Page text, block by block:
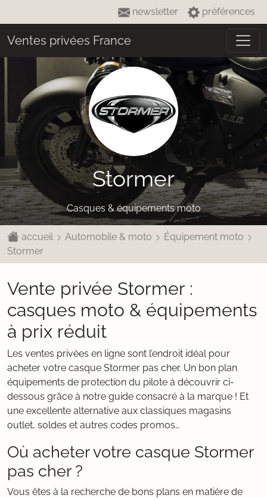
newsletter préférences
Ventes privées France
Stormer
Casques & équipements moto
accueil Automobile & moto
Équipement moto
Stormer
Vente privée Stormer :
casques moto & équipements
à prix réduit
Les ventes privées en ligne sont l’endroit idéal pour
acheter votre casque Stormer pas cher. Un bon plan
équipements de protection du pilote à découvrir ci-
dessous grâce à notre guide consacré à la marque ! Et
une excellente alternative aux classiques magasins
outlet, soldes et autres codes promos…
Où acheter votre casque Stormer
pas cher ?
Vous êtes à la recherche de bons plans en matière de